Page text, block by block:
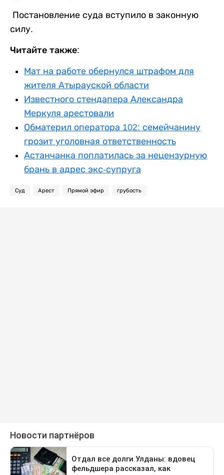
Постановление суда вступило в законную
силу.
Читайте также:
Мат на работе обернулся штрафом для
жителя Атырауской области
Известного стендапера Александра
Меркуля арестовали
Обматерил оператора 102: семейчанину
грозит уголовная ответственность
Астанчанка поплатилась за нецензурную
брань в адрес экс-супруга
Суд Арест Прямой эфир грубость